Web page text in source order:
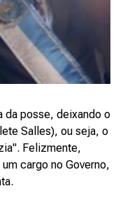
da posse, deixando o
Salles), ou seja, o
Felizmente,
cargo no Governo,